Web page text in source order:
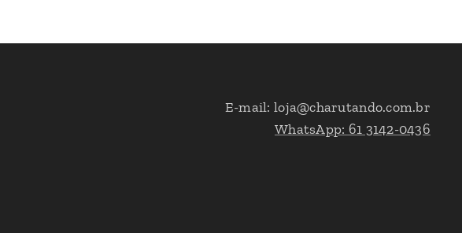
E-mail: loja@charutando.com.br
WhatsApp: 61 3142-0436